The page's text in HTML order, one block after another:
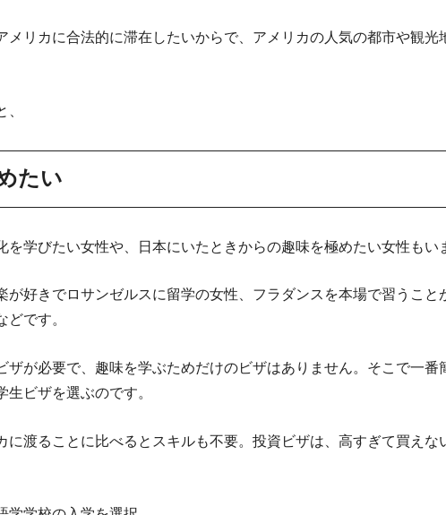
アメリカの大学院受験
アメリカ永
アメリカで
アメリカでの冠婚葬祭。結
メリカに合法的に滞在したいからで、アメリカの人気の都市や観光
たい
を学びたい女性や、日本にいたときからの趣味を極めたい女性もい
が好きでロサンゼルスに留学の女性、フラダンスを本場で習うこと
どです。
ザが必要で、趣味を学ぶためだけのビザはありません。そこで一番
生ビザを選ぶのです。
に渡ることに比べるとスキルも不要。投資ビザは、高すぎて買えな